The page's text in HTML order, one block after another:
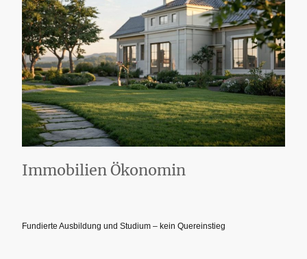
Immobilien Ökonomin
Fundierte Ausbildung und Studium – kein Quereinstieg